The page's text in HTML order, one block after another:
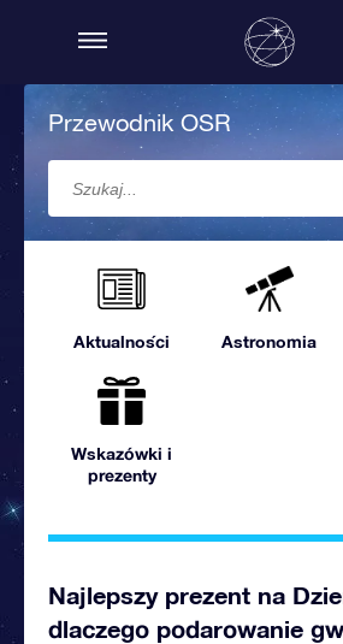
Przewodnik OSR
Aktualności Astronomia
Wskazówki i
prezenty
Najlepszy prezent na
dlaczego podarowanie